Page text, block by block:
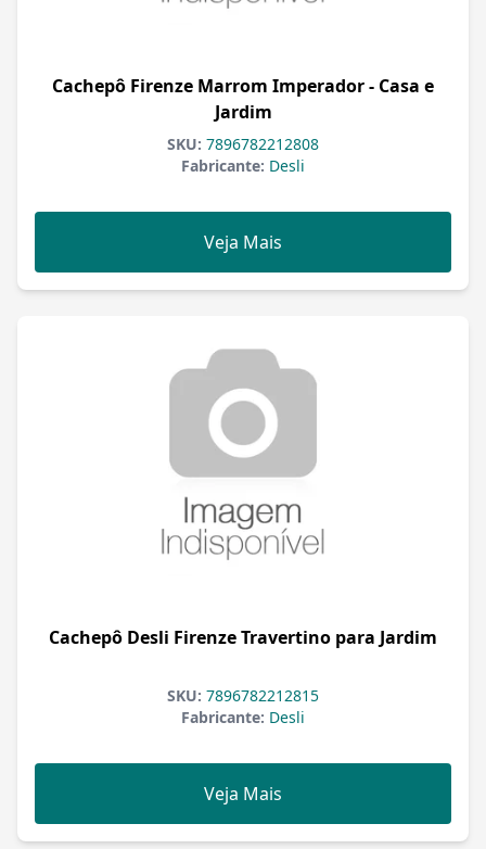
Cachepô Firenze Marrom Imperador - Casa e
Jardim
SKU: 7896782212808
Fabricante: Desli
Veja Mais
Cachepô Desli Firenze Travertino para Jardim
SKU: 7896782212815
Fabricante: Desli
Veja Mais